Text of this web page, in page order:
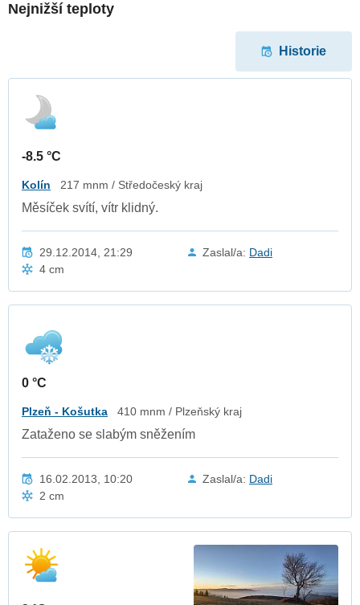
Nejnižší teploty
Historie
-8.5 °C
Kolín 217 mnm / Středočeský kraj
Měsíček svítí, vítr klidný.
29.12.2014, 21:29 Zaslal/a: Dadi
4 cm
0 °C
Plzeň - Košutka 410 mnm / Plzeňský kraj
Zataženo se slabým sněžením
16.02.2013, 10:20 Zaslal/a: Dadi
2 cm